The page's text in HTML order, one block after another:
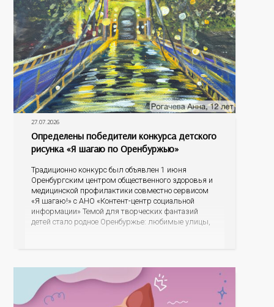
27.07.2026
Определены победители конкурса детского
рисунка «Я шагаю по Оренбуржью»
Традиционно конкурс был объявлен 1 июня
Оренбургским центром общественного здоровья и
медицинской профилактики совместно сервисом
«Я шагаю!» с АНО «Контент-центр социальной
информации» Темой для творческих фантазий
детей стало родное Оренбуржье: любимые улицы,